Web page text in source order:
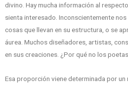
divino. Hay mucha información al
sienta interesado. Inconscientemente
cosas que llevan en su estructura, o se
áurea. Muchos diseñadores, artistas,
en sus creaciones. ¿Por qué no los
Esa proporción viene determinada por un